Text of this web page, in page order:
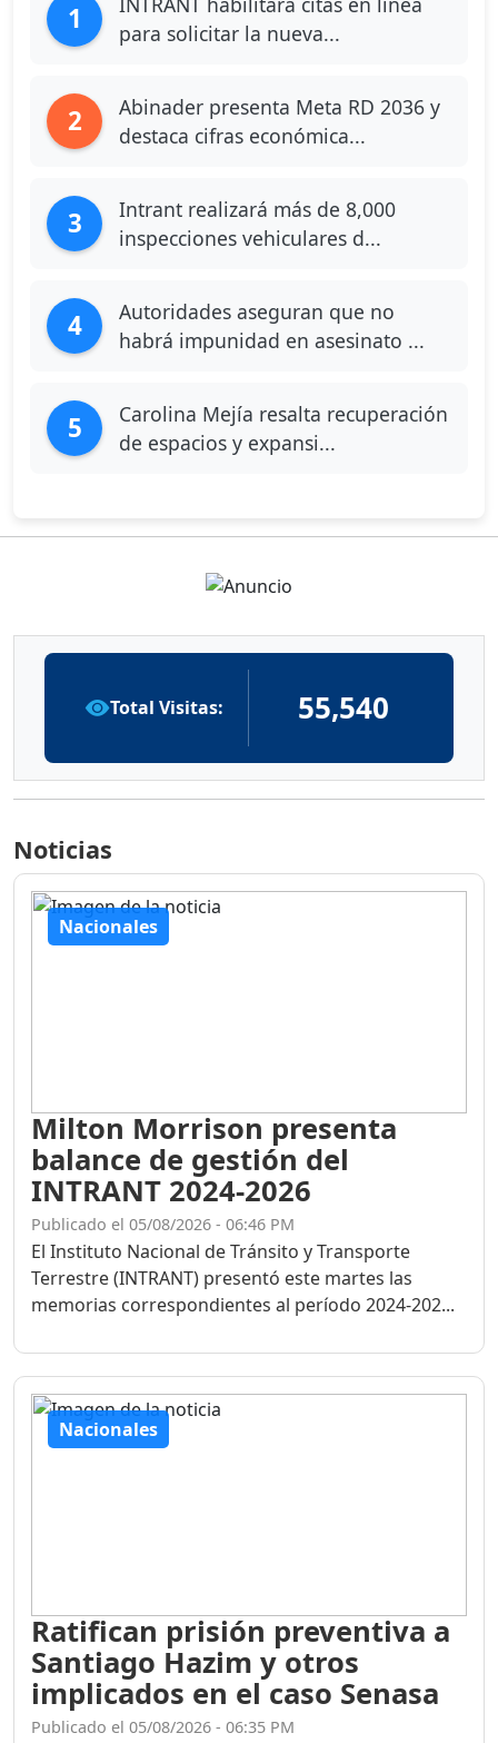
1
para solicitar la nueva...
2
Abinader presenta Meta RD 2036 y
destaca cifras económica...
3
Intrant realizará más de 8,000
inspecciones vehiculares d...
4
Autoridades aseguran que no
habrá impunidad en asesinato ...
5
Carolina Mejía resalta recuperación
de espacios y expansi...
Total Visitas: 55,540
Noticias
Nacionales
Milton Morrison presenta
balance de gestión del
INTRANT 2024-2026
Publicado el 05/08/2026 - 06:46 PM
El Instituto Nacional de Tránsito y Transporte
Terrestre (INTRANT) presentó este martes las
memorias correspondientes al período 2024-202...
Nacionales
Ratifican prisión preventiva a
Santiago Hazim y otros
implicados en el caso Senasa
Publicado el 05/08/2026 - 06:35 PM